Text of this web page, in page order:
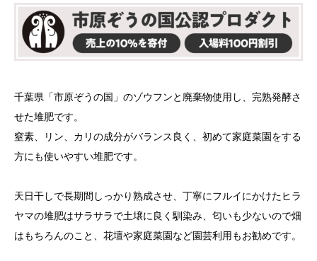
千葉県「市原ぞうの国」のゾウフンと廃棄物使用し、完熟発酵さ
せた堆肥です。
窒素、リン、カリの成分がバランス良く、初めて家庭菜園をする
方にも使いやすい堆肥です。
天日干しで長期間しっかり熟成させ、丁寧にフルイにかけたヒラ
ヤマの堆肥はサラサラで土壌に良く馴染み、匂いも少ないので畑
はもちろんのこと、花壇や家庭菜園など園芸利用もお勧めです。